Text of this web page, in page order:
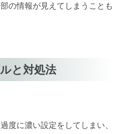
の情報が見えてしまうことも
と対処法
度に濃い設定をしてしまい、